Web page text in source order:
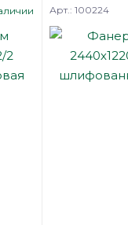
Арт.: 100224